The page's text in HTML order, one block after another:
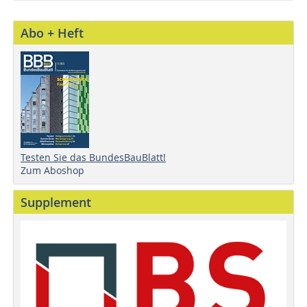
Abo + Heft
Testen Sie das BundesBauBlatt!
Zum Aboshop
Supplement